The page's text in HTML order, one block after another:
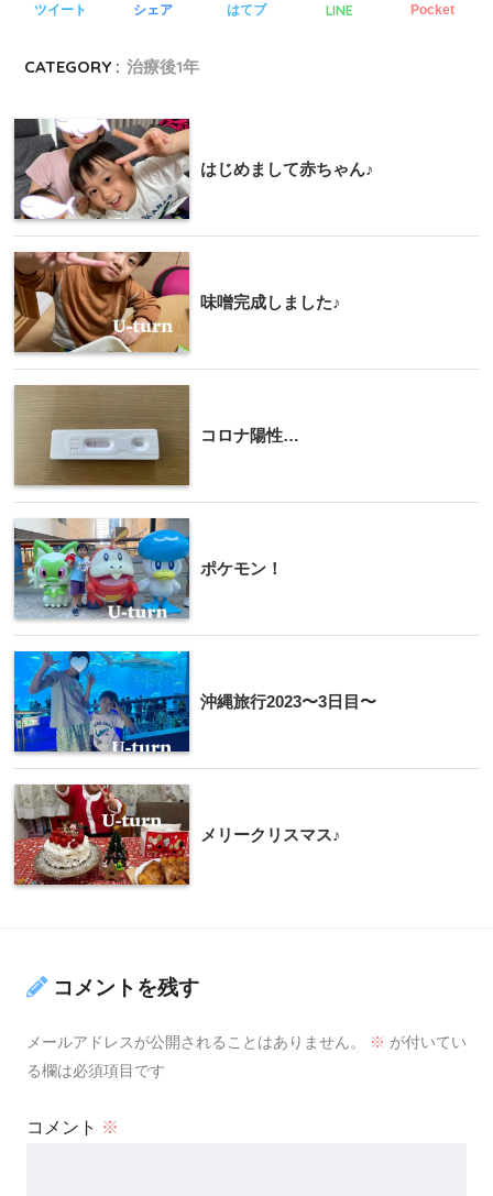
ツイート シェア はてブ LINE Pocket
CATEGORY : 治療後1年
はじめまして赤ちゃん♪
味噌完成しました♪
コロナ陽性…
ポケモン！
沖縄旅行2023〜3日目〜
メリークリスマス♪
コメントを残す
メールアドレスが公開されることはありません。 ※ が付いてい
る欄は必須項目です
コメント ※